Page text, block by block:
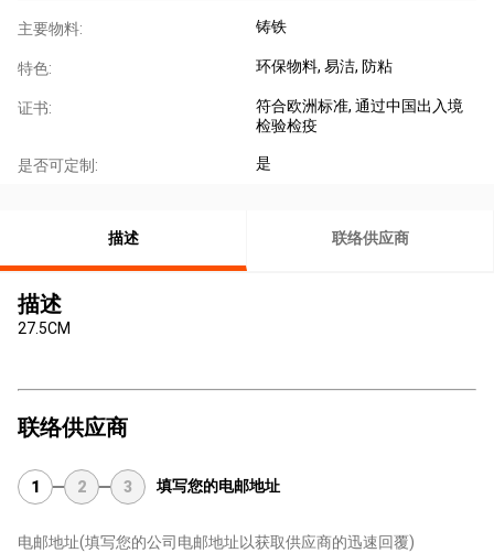
主要物料: 铸铁
特色: 环保物料, 易洁, 防粘
证书: 符合欧洲标准, 通过中国出入境
检验检疫
是否可定制: 是
描述 联络供应商
描述
27.5CM
联络供应商
1 2 3 填写您的电邮地址
电邮地址(填写您的公司电邮地址以获取供应商的迅速回覆)